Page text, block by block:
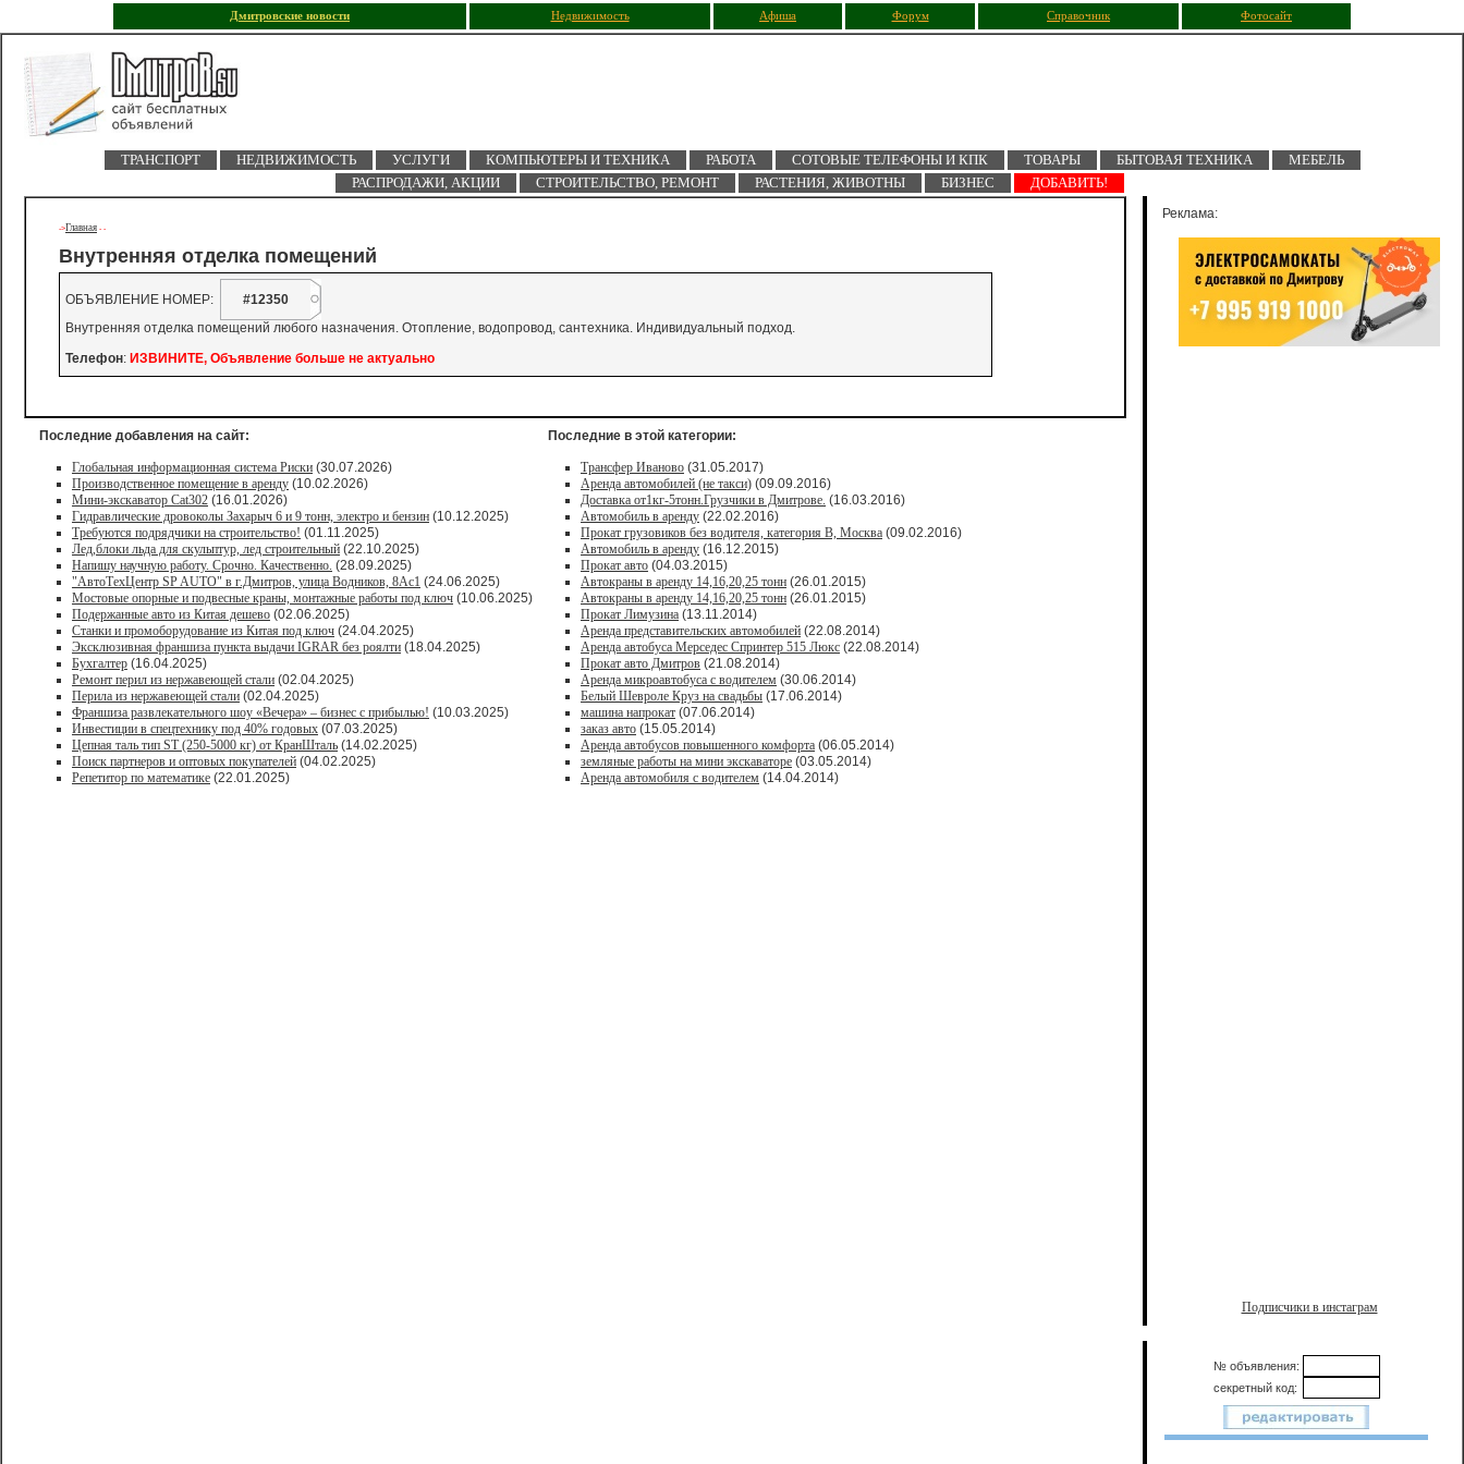
Дмитровские новости Недвижимость Афиша Форум Справочник Фотосайт
ТРАНСПОРТ НЕДВИЖИМОСТЬ УСЛУГИ КОМПЬЮТЕРЫ И ТЕХНИКА РАБОТА СОТОВЫЕ ТЕЛЕФОНЫ И КПК ТОВАРЫ БЫТОВАЯ ТЕХНИКА
МЕБЕЛЬ
РАСПРОДАЖИ, АКЦИИ
СТРОИТЕЛЬСТВО, РЕМОНТ РАСТЕНИЯ, ЖИВОТНЫ БИЗНЕС ДОБАВИТЬ!
->Главная - -
Внутренняя отделка помещений
ОБЪЯВЛЕНИЕ НОМЕР:
#12350
Внутренняя отделка помещений любого назначения. Отопление, водопровод, сантехника. Индивидуальный подход.
Телефон: ИЗВИНИТЕ, Объявление больше не актуально
Последние добавления на сайт:
Глобальная информационная система Риски (30.07.2026)
Производственное помещение в аренду (10.02.2026)
Мини-экскаватор Cat302 (16.01.2026)
Гидравлические дровоколы Захарыч 6 и 9 тонн, электро и бензин (10.12.2025)
Требуются подрядчики на строительство! (01.11.2025)
Лед,блоки льда для скульптур, лед строительный (22.10.2025)
Напишу научную работу. Срочно. Качественно. (28.09.2025)
"АвтоТехЦентр SP AUTO" в г.Дмитров, улица Водников, 8Ас1 (24.06.2025)
Мостовые опорные и подвесные краны, монтажные работы под ключ (10.06.2025)
Подержанные авто из Китая дешево (02.06.2025)
Станки и промоборудование из Китая под ключ (24.04.2025)
Эксклюзивная франшиза пункта выдачи IGRAR без роялти (18.04.2025)
Бухгалтер (16.04.2025)
Ремонт перил из нержавеющей стали (02.04.2025)
Перила из нержавеющей стали (02.04.2025)
Франшиза развлекательного шоу «Вечера» – бизнес с прибылью! (10.03.2025)
Инвестиции в спецтехнику под 40% годовых (07.03.2025)
Цепная таль тип ST (250-5000 кг) от КранШталь (14.02.2025)
Поиск партнеров и оптовых покупателей (04.02.2025)
Репетитор по математике (22.01.2025)
Последние в этой категории:
Трансфер Иваново (31.05.2017)
Аренда автомобилей (не такси) (09.09.2016)
Доставка от1кг-5тонн.Грузчики в Дмитрове. (16.03.2016)
Автомобиль в аренду (22.02.2016)
Прокат грузовиков без водителя, категория В, Москва (09.02.2016)
Автомобиль в аренду (16.12.2015)
Прокат авто (04.03.2015)
Автокраны в аренду 14,16,20,25 тонн (26.01.2015)
Автокраны в аренду 14,16,20,25 тонн (26.01.2015)
Прокат Лимузина (13.11.2014)
Аренда представительских автомобилей (22.08.2014)
Аренда автобуса Мерседес Спринтер 515 Люкс (22.08.2014)
Прокат авто Дмитров (21.08.2014)
Аренда микроавтобуса с водителем (30.06.2014)
Белый Шевроле Круз на свадьбы (17.06.2014)
машина напрокат (07.06.2014)
заказ авто (15.05.2014)
Аренда автобусов повышенного комфорта (06.05.2014)
земляные работы на мини экскаваторе (03.05.2014)
Аренда автомобиля с водителем (14.04.2014)
Реклама:
Подписчики в инстаграм
№ объявления:
секретный код: